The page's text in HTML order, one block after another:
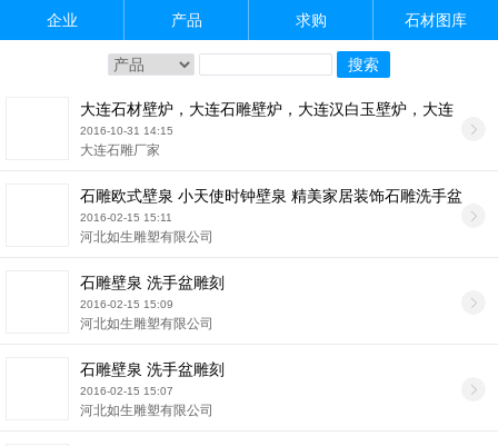
企业 产品 求购 石材图库
大连石材壁炉，大连石雕壁炉，大连汉白玉壁炉，大连
欧式壁炉厂家
2016-10-31 14:15
大连石雕厂家
石雕欧式壁泉 小天使时钟壁泉 精美家居装饰石雕洗手盆
2016-02-15 15:11
河北如生雕塑有限公司
石雕壁泉 洗手盆雕刻
2016-02-15 15:09
河北如生雕塑有限公司
石雕壁泉 洗手盆雕刻
2016-02-15 15:07
河北如生雕塑有限公司